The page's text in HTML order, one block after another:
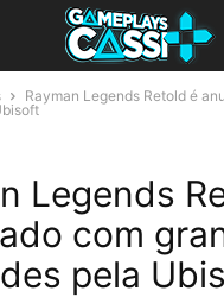
Rayman Legends Retold é
Legends
com
pela